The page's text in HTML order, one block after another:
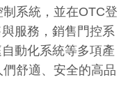
系統，並在OTC登
服務，銷售門控系
動化系統等多項產
舒適、安全的高品